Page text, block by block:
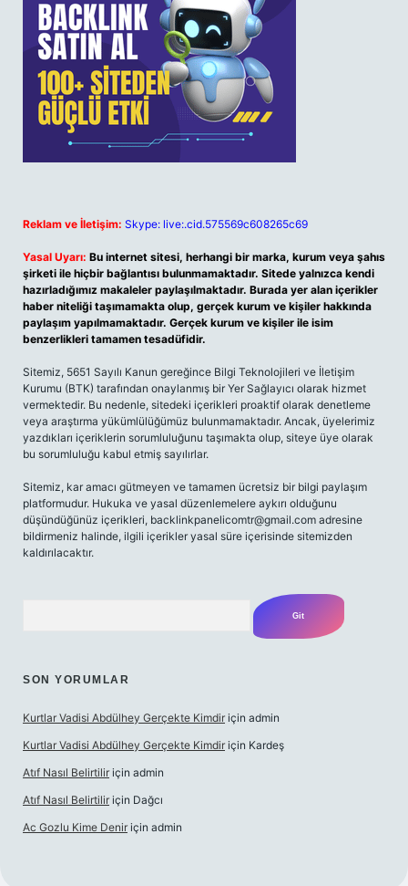
Reklam ve İletişim: Skype: live:.cid.575569c608265c69
Yasal Uyarı: Bu internet sitesi, herhangi bir marka, kurum veya şahıs
şirketi ile hiçbir bağlantısı bulunmamaktadır. Sitede yalnızca kendi
hazırladığımız makaleler paylaşılmaktadır. Burada yer alan içerikler
haber niteliği taşımamakta olup, gerçek kurum ve kişiler hakkında
paylaşım yapılmamaktadır. Gerçek kurum ve kişiler ile isim
benzerlikleri tamamen tesadüfidir.
Sitemiz, 5651 Sayılı Kanun gereğince Bilgi Teknolojileri ve İletişim
Kurumu (BTK) tarafından onaylanmış bir Yer Sağlayıcı olarak hizmet
vermektedir. Bu nedenle, sitedeki içerikleri proaktif olarak denetleme
veya araştırma yükümlülüğümüz bulunmamaktadır. Ancak, üyelerimiz
yazdıkları içeriklerin sorumluluğunu taşımakta olup, siteye üye olarak
bu sorumluluğu kabul etmiş sayılırlar.
Sitemiz, kar amacı gütmeyen ve tamamen ücretsiz bir bilgi paylaşım
platformudur. Hukuka ve yasal düzenlemelere aykırı olduğunu
düşündüğünüz içerikleri, backlinkpanelicomtr@gmail.com adresine
bildirmeniz halinde, ilgili içerikler yasal süre içerisinde sitemizden
kaldırılacaktır.
SON YORUMLAR
Kurtlar Vadisi Abdülhey Gerçekte Kimdir için admin
Kurtlar Vadisi Abdülhey Gerçekte Kimdir için Kardeş
Atıf Nasıl Belirtilir için admin
Atıf Nasıl Belirtilir için Dağcı
Ac Gozlu Kime Denir için admin